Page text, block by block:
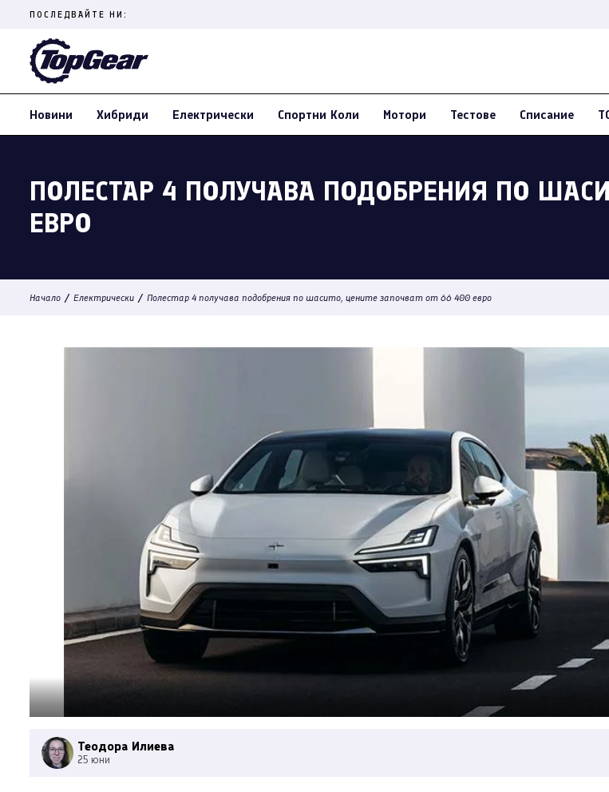
content
(Press
ПОСЛЕДВАЙТЕ НИ:
Новини Хибриди Електрически Спортни Коли Мотори Тестове Списание
ПОЛЕСТАР 4 ПОЛУЧАВА ПОДОБРЕНИЯ ПО
ЕВРО
Начало / Електрически / Полестар 4 получава подобрения по шасито, цените започват от 66 400 евро
Теодора Илиева
25 юни